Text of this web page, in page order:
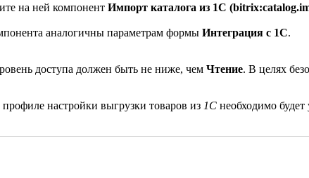
на ней компонент Импорт каталога из 1С
аналогичны параметрам формы Интеграция с 1С.
доступа должен быть не ниже, чем Чтение. В целях
профиле настройки выгрузки товаров из 1С необходимо